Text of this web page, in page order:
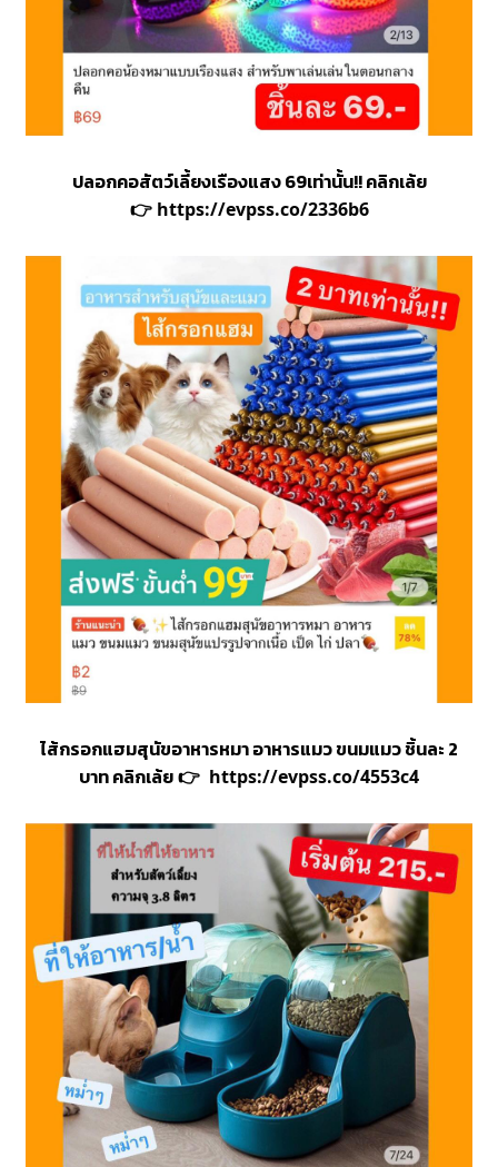
ปลอกคอสัตว์เลี้ยงเรืองแสง 69เท่านั้น!! คลิกเล้ย
👉 https://evpss.co/2336b6
ไส้กรอกแฮมสุนัขอาหารหมา อาหารแมว ขนมแมว ชิ้นละ 2
บาท คลิกเล้ย👉 https://evpss.co/4553c4